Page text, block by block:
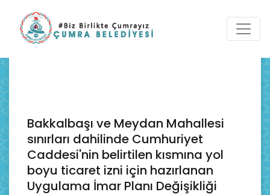
Bakkalbaşı ve Meydan Mahallesi
sınırları dahilinde Cumhuriyet
Caddesi'nin belirtilen kısmına yol
boyu ticaret izni için hazırlanan
Uygulama İmar Planı Değişikliği